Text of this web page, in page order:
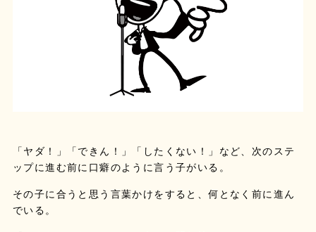
「ヤダ！」「できん！」「したくない！」など、次のステ
ップに進む前に口癖のように言う子がいる。
その子に合うと思う言葉かけをすると、何となく前に進ん
でいる。